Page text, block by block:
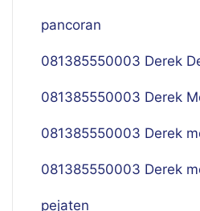
pancoran
081385550003 Derek
081385550003 Derek
081385550003 Derek
081385550003 Derek
pejaten